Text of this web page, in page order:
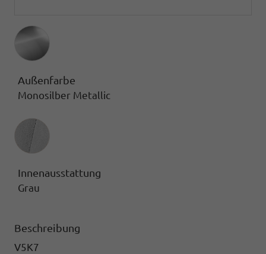
Außenfarbe
Monosilber Metallic
Innenausstattung
Innenausstattung
Grau
Beschreibung
V5K7